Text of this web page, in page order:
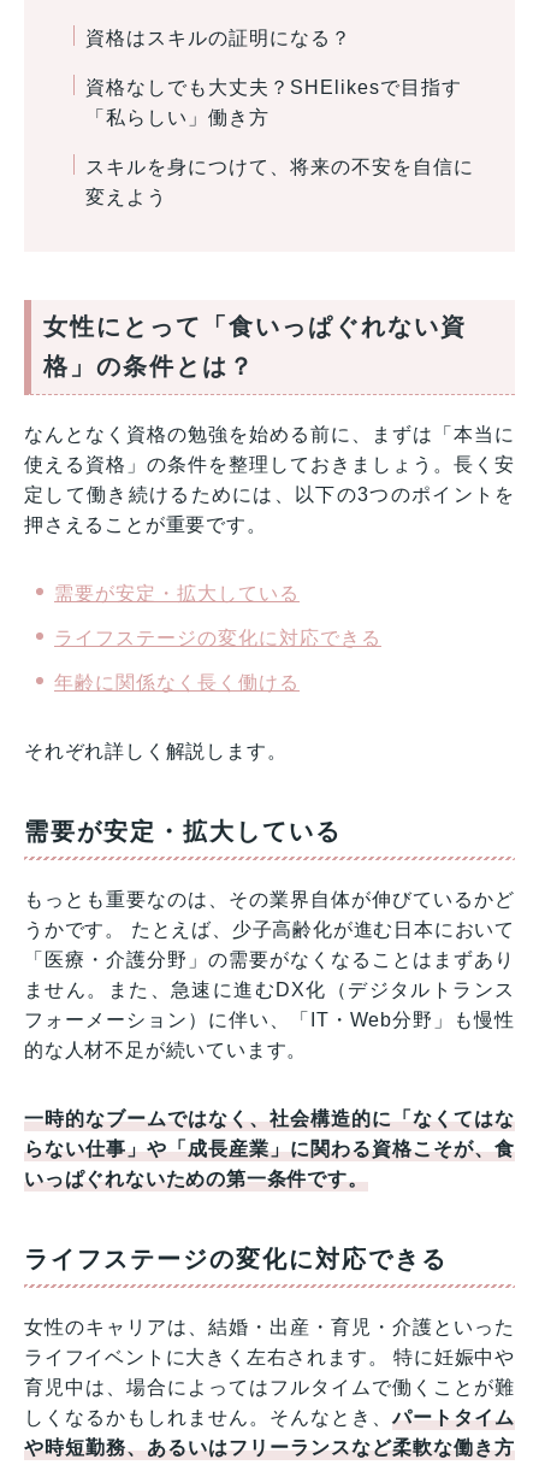
資格はスキルの証明になる？
資格なしでも大丈夫？SHElikesで目指す
「私らしい」働き方
スキルを身につけて、将来の不安を自信に
変えよう
女性にとって「食いっぱぐれない資
格」の条件とは？
なんとなく資格の勉強を始める前に、まずは「本当に
使える資格」の条件を整理しておきましょう。長く安
定して働き続けるためには、以下の3つのポイントを
押さえることが重要です。
需要が安定・拡大している
ライフステージの変化に対応できる
年齢に関係なく長く働ける
それぞれ詳しく解説します。
需要が安定・拡大している
もっとも重要なのは、その業界自体が伸びているかど
うかです。 たとえば、少子高齢化が進む日本において
「医療・介護分野」の需要がなくなることはまずあり
ません。また、急速に進むDX化（デジタルトランス
フォーメーション）に伴い、「IT・Web分野」も慢性
的な人材不足が続いています。
一時的なブームではなく、社会構造的に「なくてはな
らない仕事」や「成長産業」に関わる資格こそが、食
いっぱぐれないための第一条件です。
ライフステージの変化に対応できる
女性のキャリアは、結婚・出産・育児・介護といった
ライフイベントに大きく左右されます。 特に妊娠中や
育児中は、場合によってはフルタイムで働くことが難
しくなるかもしれません。そんなとき、パートタイム
や時短勤務、あるいはフリーランスなど柔軟な働き方